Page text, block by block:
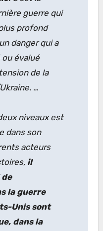
guerre qui
profond
danger qui a
évalué
de la
…
niveaux est
dans son
acteurs
il
la guerre
Unis sont
dans la